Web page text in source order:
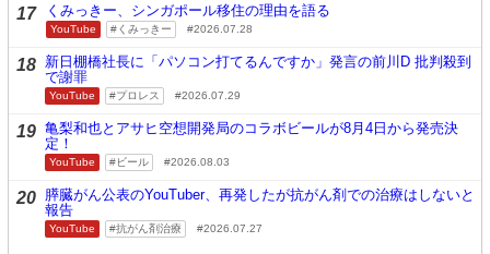
17 くみっきー、シンガポール移住の理由を語る
YouTube くみっきー 2026.07.28
18 新日棚橋社長に「パソコン打てるんですか」発言の前川D 批判殺到
で謝罪
YouTube プロレス 2026.07.29
19 亀梨和也とアサヒ空想開発局のコラボビールが8月4日から発売決
定！
YouTube ビール 2026.08.03
20 膵臓がん公表のYouTuber、再発したが抗がん剤での治療はしないと
報告
YouTube 抗がん剤治療 2026.07.27